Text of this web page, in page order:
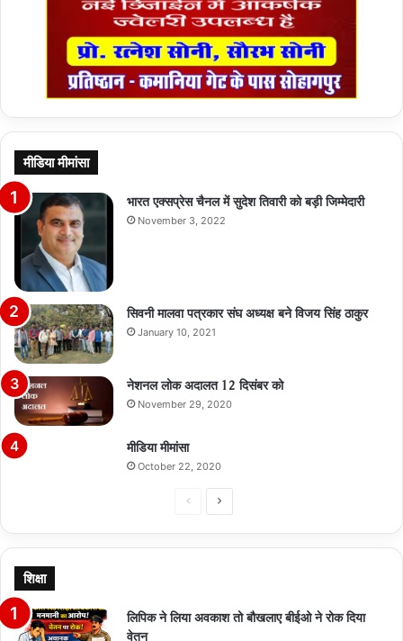
मीडिया मीमांसा
भारत एक्सप्रेस चैनल में सुदेश तिवारी को बड़ी जिम्मेदारी
November 3, 2022
सिवनी मालवा पत्रकार संघ अध्यक्ष बने विजय सिंह ठाकुर
January 10, 2021
नेशनल लोक अदालत 12 दिसंबर को
November 29, 2020
मीडिया मीमांसा
October 22, 2020
PreviousNext
शिक्षा
लिपिक ने लिया अवकाश तो बौखलाए बीईओ ने रोक दिया
वेतन